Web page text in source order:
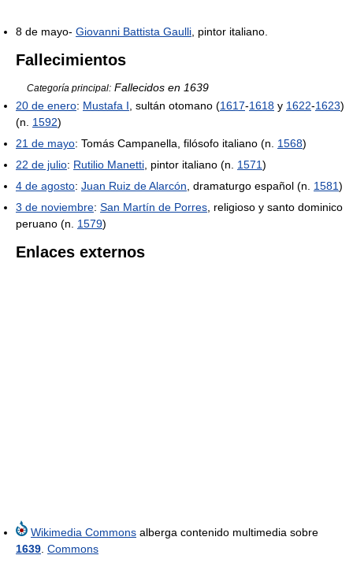
8 de mayo- Giovanni Battista Gaulli , pintor italiano.
Fallecimientos
Categoría principal: Fallecidos en 1639
20 de enero: Mustafa I, sultán otomano (1617-1618 y 1622-1623)
(n. 1592)
21 de mayo: Tomás Campanella, filósofo italiano (n. 1568)
22 de julio: Rutilio Manetti, pintor italiano (n. 1571)
4 de agosto: Juan Ruiz de Alarcón, dramaturgo español (n. 1581)
3 de noviembre: San Martín de Porres, religioso y santo dominico
peruano (n. 1579)
Enlaces externos
Wikimedia Commons alberga contenido multimedia sobre
1639. Commons